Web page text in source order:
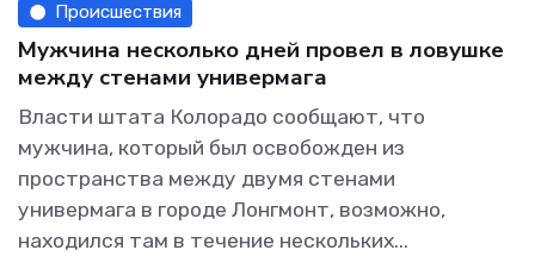
Происшествия
Мужчина несколько дней провел в ловушке
между стенами универмага
Власти штата Колорадо сообщают, что
мужчина, который был освобожден из
пространства между двумя стенами
универмага в городе Лонгмонт, возможно,
находился там в течение нескольких...